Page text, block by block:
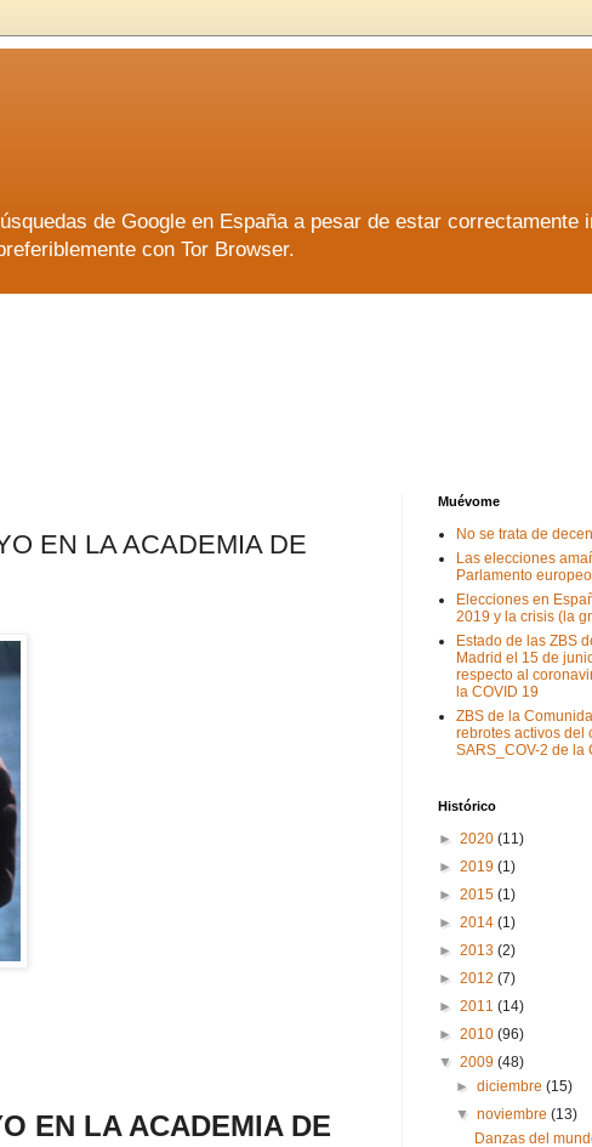
de Google en España a pesar de estar correctamente
con Tor Browser.
EN LA ACADEMIA DE
EN LA ACADEMIA DE
Muévome
No se trata de
Las elecciones
Parlamento
Elecciones en
2019 y la crisis (la
Estado de las ZBS
Madrid el 15 de
respecto al
la COVID 19
ZBS de la
rebrotes activos del
SARS_COV-2 de la
Histórico
► 2020 (11)
► 2019 (1)
► 2015 (1)
► 2014 (1)
► 2013 (2)
► 2012 (7)
► 2011 (14)
► 2010 (96)
▼ 2009 (48)
►diciembre(15)
▼noviembre(13)
Danzas del